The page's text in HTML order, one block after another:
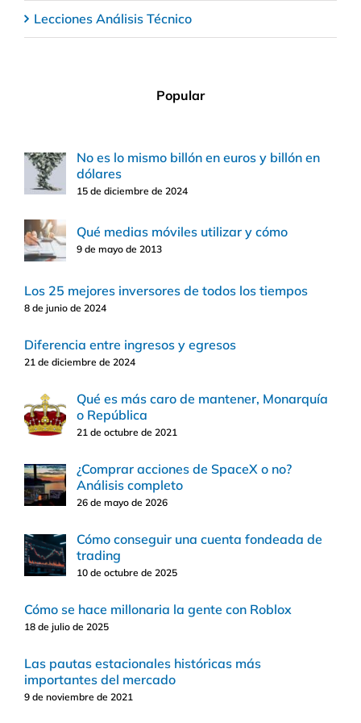
Lecciones Análisis Técnico
Popular
No es lo mismo billón en euros y billón en
dólares
15 de diciembre de 2024
Qué medias móviles utilizar y cómo
9 de mayo de 2013
Los 25 mejores inversores de todos los tiempos
8 de junio de 2024
Diferencia entre ingresos y egresos
21 de diciembre de 2024
Qué es más caro de mantener, Monarquía
o República
21 de octubre de 2021
¿Comprar acciones de SpaceX o no?
Análisis completo
26 de mayo de 2026
Cómo conseguir una cuenta fondeada de
trading
10 de octubre de 2025
Cómo se hace millonaria la gente con Roblox
18 de julio de 2025
Las pautas estacionales históricas más
importantes del mercado
9 de noviembre de 2021